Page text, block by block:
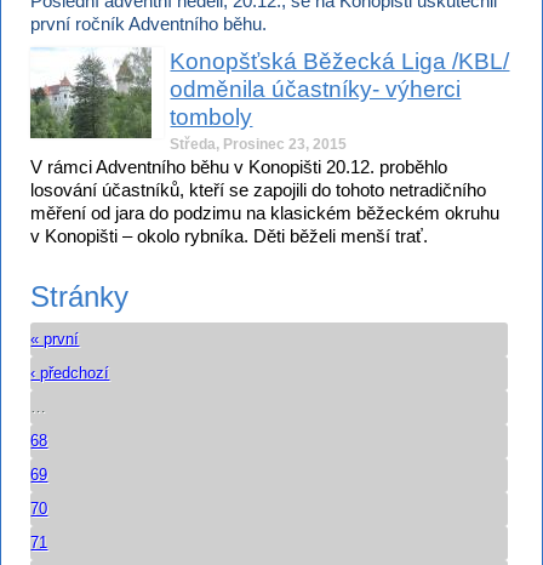
první ročník Adventního běhu.
Konopšťská Běžecká Liga /KBL/
odměnila účastníky- výherci
tomboly
Středa, Prosinec 23, 2015
V rámci Adventního běhu v Konopišti 20.12. proběhlo
losování účastníků, kteří se zapojili do tohoto netradičního
měření od jara do podzimu na klasickém běžeckém okruhu
v Konopišti – okolo rybníka. Děti běželi menší trať.
Stránky
« první
‹ předchozí
68
69
70
71